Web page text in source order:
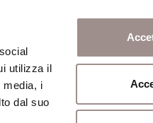
utilizza il
media, i
dal suo